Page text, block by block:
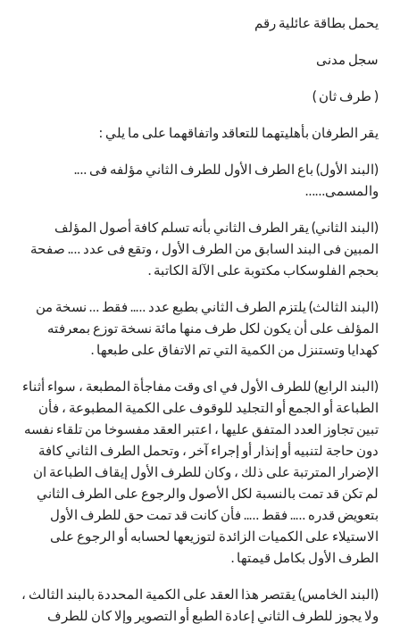
يحمل بطاقة عائلية رقم
سجل مدنى
( طرف ثان )
يقر الطرفان بأهليتهما للتعاقد واتفاقهما على ما يلي :
(البند الأول) باع الطرف الأول للطرف الثاني مؤلفه فى ….
والمسمى……
(البند الثاني) يقر الطرف الثاني بأنه تسلم كافة أصول المؤلف
المبين فى البند السابق من الطرف الأول ، وتقع فى عدد …. صفحة
بحجم الفلوسكاب مكتوبة على الآلة الكاتبة .
(البند الثالث) يلتزم الطرف الثاني بطبع عدد ….. فقط … نسخة من
المؤلف على أن يكون لكل طرف منها مائة نسخة توزع بمعرفته
كهدايا وتستنزل من الكمية التي تم الاتفاق على طبعها .
(البند الرابع) للطرف الأول في اى وقت مفاجأة المطبعة ، سواء أثناء
الطباعة أو الجمع أو التجليد للوقوف على الكمية المطبوعة ، فأن
تبين تجاوز العدد المتفق عليها ، اعتبر العقد مفسوخا من تلقاء نفسه
دون حاجة لتنبيه أو إنذار أو إجراء آخر ، وتحمل الطرف الثاني كافة
الإضرار المترتبة على ذلك ، وكان للطرف الأول إيقاف الطباعة ان
لم تكن قد تمت بالنسبة لكل الأصول والرجوع على الطرف الثاني
بتعويض قدره ….. فقط ….. فأن كانت قد تمت حق للطرف الأول
الاستيلاء على الكميات الزائدة لتوزيعها لحسابه أو الرجوع على
الطرف الأول بكامل قيمتها .
(البند الخامس) يقتصر هذا العقد على الكمية المحددة بالبند الثالث ،
ولا يجوز للطرف الثاني إعادة الطبع أو التصوير وإلا كان للطرف